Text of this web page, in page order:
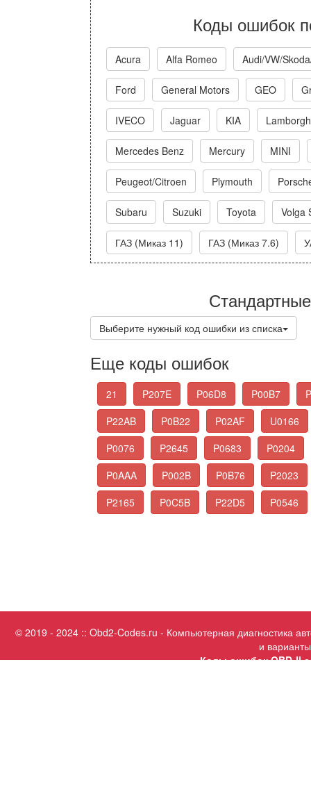
Коды ошибок
Acura Alfa Romeo Audi/VW/
Ford General Motors GEO
IVECO Jaguar KIA
Mercedes Benz Mercury MINI
Peugeot/Citroen Plymouth
Subaru Suzuki Toyota Volga
ГАЗ (Миказ 11) ГАЗ (Миказ 7.6)
Выберите нужный код ошибки из списка
Еще коды ошибок
21 P207E P06D8 P00B7
P22AB
P0B22 P02AF
U0166
P0076
P2645 P0683
P0204
P0AAA
P002B P0B76
P2023
P2165
P0C5B P22D5 P0546
© 2019 - 2024 :: Obd2-Codes.ru - Компьютерная диагностика
и
Коды ошибок OBD-II